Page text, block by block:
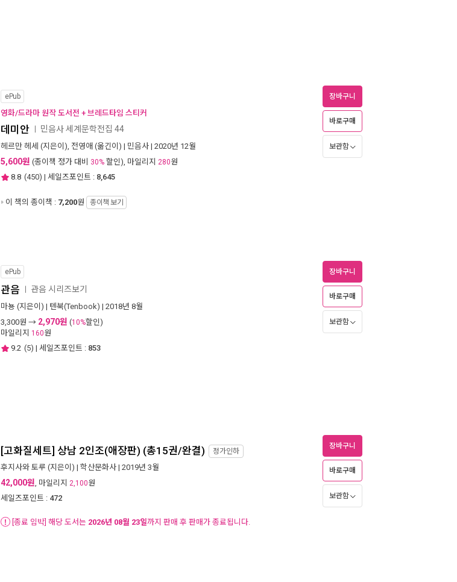
ePub
영화/드라마 원작 도서전 + 브레드타임 스티커
데미안 민음사 세계문학전집 44
헤르만 헤세 (지은이), 전영애 (옮긴이) | 민음사 | 2020년 12월
5,600원 (종이책 정가 대비 30% 할인), 마일리지 280원
8.8 (450) | 세일즈포인트 : 8,645
이 책의 종이책 : 7,200원 종이책 보기
장바구니
바로구매
보관함
ePub
관음 관음 시리즈보기
마뇽 (지은이) | 텐북(Tenbook) | 2018년 8월
3,300원 → 2,970원 (10%할인)
마일리지 160원
9.2 (5) | 세일즈포인트 : 853
장바구니
바로구매
보관함
[고화질세트] 상남 2인조(애장판) (총15권/완결) 정가인하
후지사와 토루 (지은이) | 학산문화사 | 2019년 3월
42,000원, 마일리지 2,100원
세일즈포인트 : 472
[종료 임박] 해당 도서는 2026년 08월 23일까지 판매 후 판매가 종료됩니다.
장바구니
바로구매
보관함